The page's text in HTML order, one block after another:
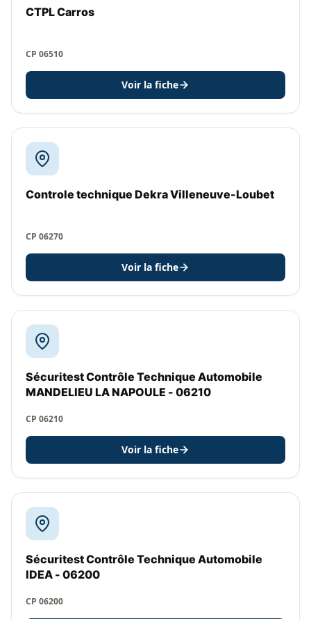
CTPL Carros
CP 06510
Voir la fiche
Controle technique Dekra Villeneuve-Loubet
CP 06270
Voir la fiche
Sécuritest Contrôle Technique Automobile
MANDELIEU LA NAPOULE - 06210
CP 06210
Voir la fiche
Sécuritest Contrôle Technique Automobile
IDEA - 06200
CP 06200